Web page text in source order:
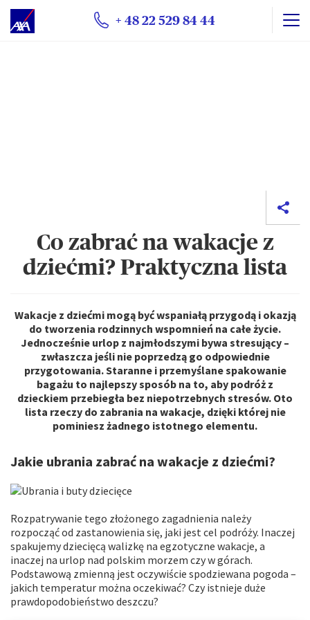
+ 48 22 529 84 44
Co zabrać na wakacje z
dziećmi? Praktyczna lista
Wakacje z dziećmi mogą być wspaniałą przygodą i okazją
do tworzenia rodzinnych wspomnień na całe życie.
Jednocześnie urlop z najmłodszymi bywa stresujący –
zwłaszcza jeśli nie poprzedzą go odpowiednie
przygotowania. Staranne i przemyślane spakowanie
bagażu to najlepszy sposób na to, aby podróż z
dzieckiem przebiegła bez niepotrzebnych stresów. Oto
lista rzeczy do zabrania na wakacje, dzięki której nie
pominiesz żadnego istotnego elementu.
Jakie ubrania zabrać na wakacje z dziećmi?
Rozpatrywanie tego złożonego zagadnienia należy
rozpocząć od zastanowienia się, jaki jest cel podróży. Inaczej
spakujemy dziecięcą walizkę na egzotyczne wakacje, a
inaczej na urlop nad polskim morzem czy w górach.
Podstawową zmienną jest oczywiście spodziewana pogoda –
jakich temperatur można oczekiwać? Czy istnieje duże
prawdopodobieństwo deszczu?
Na stronie wykorzystywane są pliki cookie.
Funkcjonalne i techniczne pliki cookie(ściśle
niezbędne) są umieszczane podczas przeglądania
strony internetowej. Opcjonalne pliki cookie mogą być
umieszczane przez AXA Partners lub dostawców
zewnętrznych w celach wymienionych poniżej.
odrzucenia plików cookie. Preferencje użytkownika
Użytkownik może wyrazić zgodę na wszystkie lub tylko
niektóre opcjonalne pliki cookie w zależności od ich
kategorii za pośrednictwem Centrum preferencji
plików cookie:
natychmiast, klikając "Spersonalizuj moje
wybory" poniżej; lub
w dowolnym momencie, klikając "Centrum
preferencji plików cookie